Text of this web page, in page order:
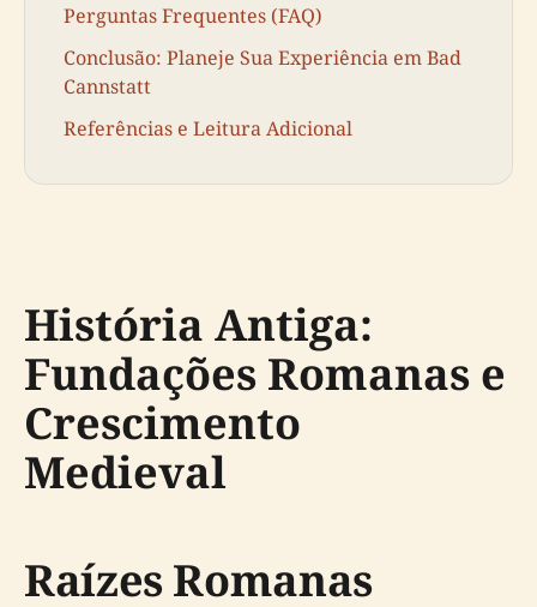
Perguntas Frequentes (FAQ)
Conclusão: Planeje Sua Experiência em Bad
Cannstatt
Referências e Leitura Adicional
História Antiga:
Fundações Romanas e
Crescimento
Medieval
Raízes Romanas